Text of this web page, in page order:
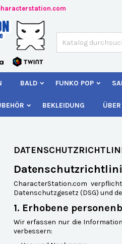
BALD FUNKO POP
BEKLEIDUNG
CharacterStation.com
Datenschutzgesetz (DSG) und
1. Erhobene
Wir erfassen nur die
verbessern:
Auf meine
Create new list
((modalTitle))
((confirmMessage))
Wunschliste
Name der Wunschliste
Anmelden
Sie müssen angemeldet
können.